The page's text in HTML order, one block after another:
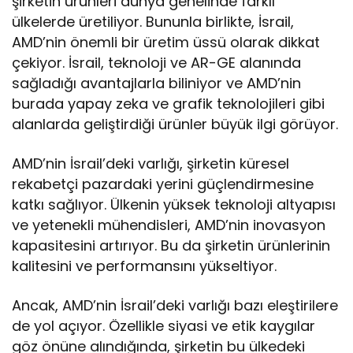
ülkelerde üretiliyor. Bununla birlikte, İsrail,
AMD’nin önemli bir üretim üssü olarak dikkat
çekiyor. İsrail, teknoloji ve AR-GE alanında
sağladığı avantajlarla biliniyor ve AMD’nin
burada yapay zeka ve grafik teknolojileri gibi
alanlarda geliştirdiği ürünler büyük ilgi görüyor.
AMD’nin İsrail’deki varlığı, şirketin küresel
rekabetçi pazardaki yerini güçlendirmesine
katkı sağlıyor. Ülkenin yüksek teknoloji altyapısı
ve yetenekli mühendisleri, AMD’nin inovasyon
kapasitesini artırıyor. Bu da şirketin ürünlerinin
kalitesini ve performansını yükseltiyor.
Ancak, AMD’nin İsrail’deki varlığı bazı eleştirilere
de yol açıyor. Özellikle siyasi ve etik kaygılar
göz önüne alındığında, şirketin bu ülkedeki